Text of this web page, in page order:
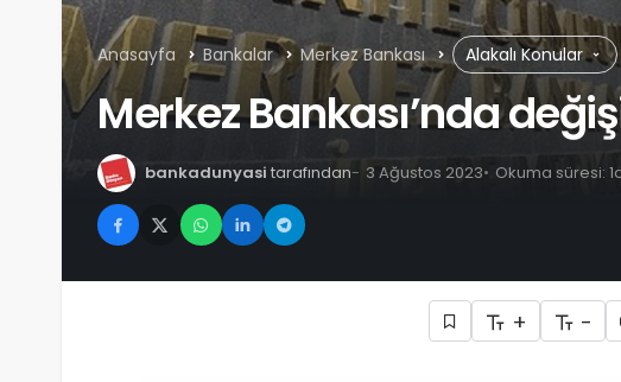
Anasayfa Bankalar Merkez Bankası Alakalı Konular
Merkez Bankası’nda
bankadunyasi tarafından 3 Ağustos 2023 Okuma süresi:
+ -